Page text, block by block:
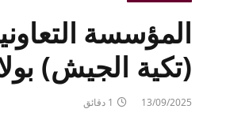
المؤسسة
(تكية الجيش)
13/09/2025 1 دقائق